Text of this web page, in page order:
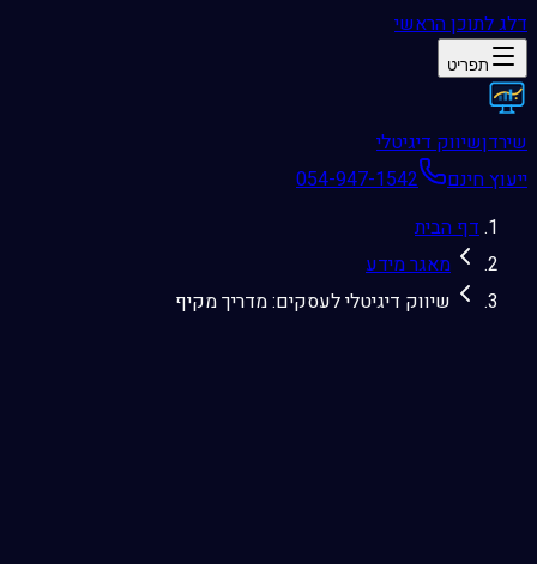
דלג לתוכן הראשי
תפריט
שירדןשיווק דיגיטלי
ייעוץ חינם
054-947-1542
דף הבית
מאגר מידע
שיווק דיגיטלי לעסקים: מדריך מקיף